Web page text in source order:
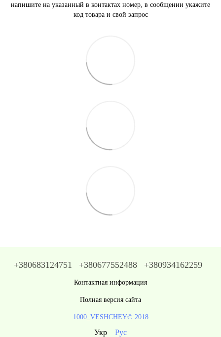
напишите на указанный в контактах номер, в сообщении укажите
код товара и свой запрос
+380683124751 +380677552488 +380934162259
Контактная информация
Полная версия сайта
1000_VESHCHEY© 2018
Укр Рус